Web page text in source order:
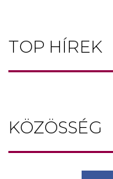
TOP HÍREK
KÖZÖSSÉG